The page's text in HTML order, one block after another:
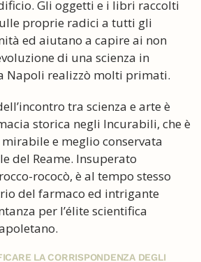
Gli oggetti e i libri raccolti
proprie radici a tutti gli
ed aiutano a capire ai non
di una scienza in
Napoli realizzò molti primati.
tra scienza e arte è
storica negli Incurabili, che è
e meglio conservata
del Reame. Insuperato
rococò, è al tempo stesso
del farmaco ed intrigante
per l’élite scientifica
LA CORRISPONDENZA DEGLI